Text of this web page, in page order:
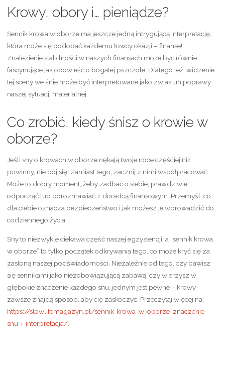
Krowy, obory i… pieniądze?
Sennik krowa w oborze ma jeszcze jedną intrygującą interpretację,
która może się podobać każdemu łowcy okazji – finanse!
Znalezienie stabilności w naszych finansach może być równie
fascynujące jak opowieść o bogatej pszczole. Dlatego też, widzenie
tej sceny we śnie może być interpretowane jako zwiastun poprawy
naszej sytuacji materialnej.
Co zrobić, kiedy śnisz o krowie w
oborze?
Jeśli sny o krowach w oborze nękają twoje noce częściej niż
powinny, nie bój się! Zamiast tego, zacznij z nimi współpracować.
Może to dobry moment, żeby zadbać o siebie, prawdziwie
odpocząć lub porozmawiać z doradcą finansowym. Przemyśl, co
dla ciebie oznacza bezpieczeństwo i jak możesz je wprowadzić do
codziennego życia.
Sny to niezwykle ciekawa część naszej egzystencji, a „sennik krowa
w oborze” to tylko początek odkrywania tego, co może kryć się za
zasłoną naszej podświadomości. Niezależnie od tego, czy bawisz
się sennikami jako niezobowiązującą zabawą, czy wierzysz w
głębokie znaczenie każdego snu, jednym jest pewne – krowy
zawsze znajdą sposób, aby cię zaskoczyć. Przeczytaj więcej na:
https://slowlifemagazyn.pl/sennik-krowa-w-oborze-znaczenie-
snu-i-interpretacja/.